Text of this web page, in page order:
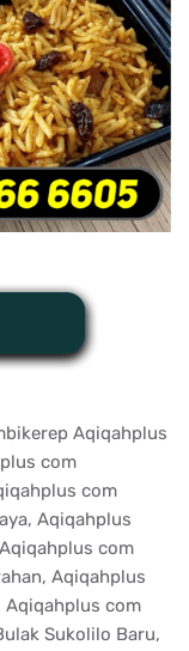
Aqiqahplus
com
com
Aqiqahplus
com
Aqiqahplus
Aqiqahplus com
Sukolilo Baru,